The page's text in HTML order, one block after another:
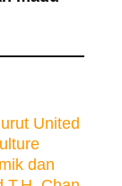
United
dan